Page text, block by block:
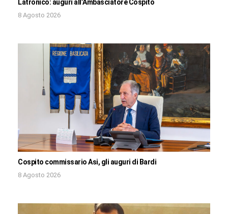
Latronico: auguri all’Ambasciatore Cospito
8 Agosto 2026
Cospito commissario Asi, gli auguri di Bardi
8 Agosto 2026